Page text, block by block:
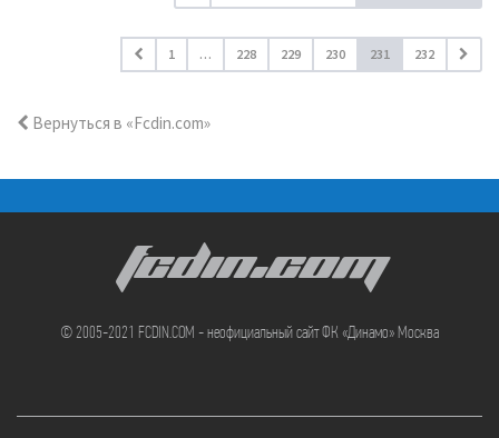
1 … 228 229 230 231 232
Вернуться в «Fcdin.com»
FCDIN.COM
© 2005-2021 FCDIN.COM - неофициальный сайт ФК «Динамо» Москва